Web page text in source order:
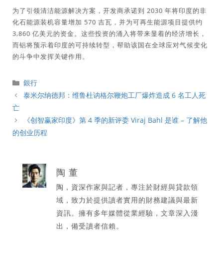
为了引领清洁能源解决方案，开发商承诺到 2030 年将印度的非
化石能源装机容量增加 570 吉瓦，并为可再生能源项目提供约
3,860 亿美元的资金。这些投资的涌入将带来显着的经济增长，
而铝将预示着印度的可持续转型，帮助该国在全球应对气候变化
的斗争中发挥关键作用。
分
類
銀行
泰米尔纳德邦：维鲁杜讷格尔鞭炮工厂爆炸造成 6 名工人死
亡
《创智赢家印度》第 4 季的新评委 Viraj Bahl 是谁 – 了解他
的创业历程
陶 董
陶，資深作家與記者，專注於財經與貸款領
域，致力於提供讀者實用的財務建議與最新
資訊。擁有多年媒體從業經驗，文章深入淺
出，備受讀者信賴。